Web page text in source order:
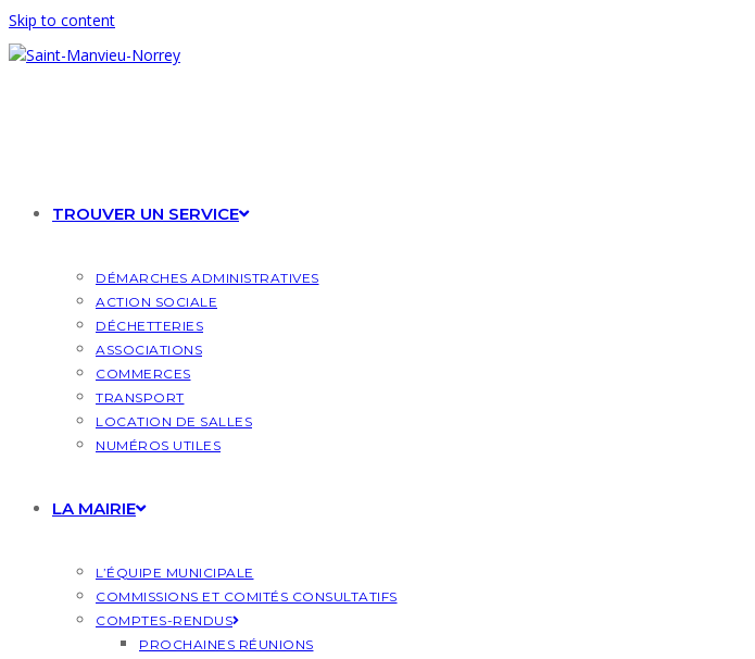
Skip to content
TROUVER UN SERVICE
DÉMARCHES ADMINISTRATIVES
ACTION SOCIALE
DÉCHETTERIES
ASSOCIATIONS
COMMERCES
TRANSPORT
LOCATION DE SALLES
NUMÉROS UTILES
LA MAIRIE
L’ÉQUIPE MUNICIPALE
COMMISSIONS ET COMITÉS CONSULTATIFS
COMPTES-RENDUS
PROCHAINES RÉUNIONS